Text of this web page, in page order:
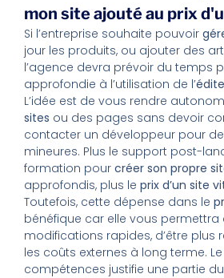
mon site ajouté au prix
Si l’entreprise souhaite pouvoir
jour les produits, ou ajouter des
l’agence devra prévoir du temps
approfondie à l’utilisation de l’
L’idée est de vous rendre
sites ou des pages sans devoir
contacter un développeur pour
mineures. Plus le support post-
formation pour créer son propre
approfondis, plus le prix d’un site
Toutefois, cette dépense dans le
bénéfique car elle vous permettra
modifications rapides, d’être plus
les coûts externes à long terme.
compétences justifie une partie du